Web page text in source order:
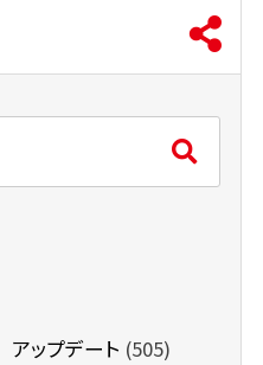
アップデート (505)